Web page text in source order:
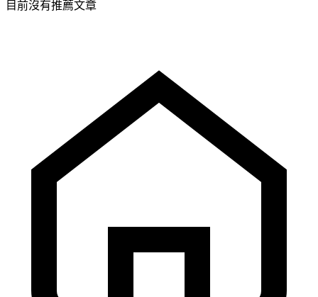
目前沒有推薦文章